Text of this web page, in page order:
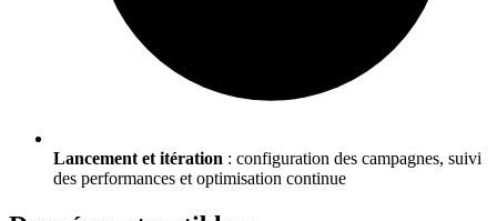
Lancement et itération : configuration des campagnes, suivi
des performances et optimisation continue